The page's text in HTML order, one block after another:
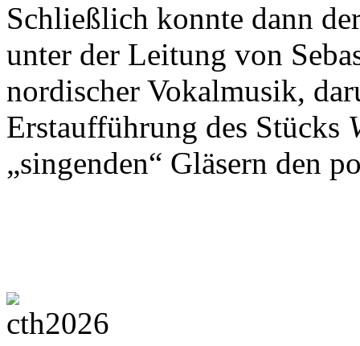
Schließlich konnte dann
unter der Leitung von
nordischer Vokalmusik,
Erstaufführung des Stücks
„singenden“ Gläsern den